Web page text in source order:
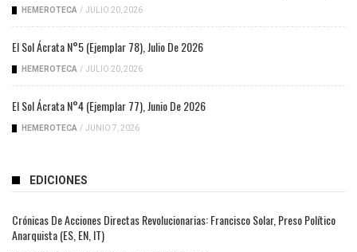
HEMEROTECA / JULIO 20, 2026
El Sol Ácrata N°5 (ejemplar 78), Julio De 2026
HEMEROTECA / JULIO 20, 2026
El Sol Ácrata N°4 (ejemplar 77), Junio De 2026
HEMEROTECA / JUNIO 7, 2026
EDICIONES
Crónicas De Acciones Directas Revolucionarias: Francisco Solar, Preso Político
Anarquista (ES, EN, IT)